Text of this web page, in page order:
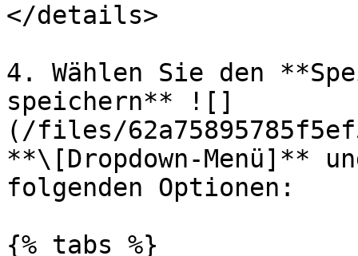
</details>
4. Wählen Sie den
speichern** ![]
(/files/
**\[Dropdown-Menü]**
folgenden Optionen:
{% tabs %}